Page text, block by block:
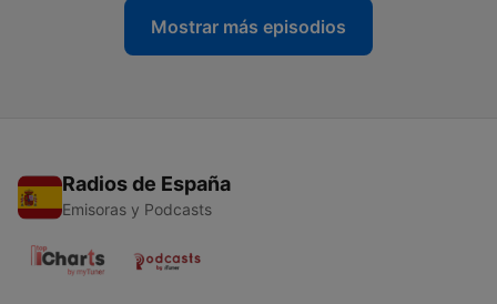
Mostrar más episodios
Radios de España
Emisoras y Podcasts